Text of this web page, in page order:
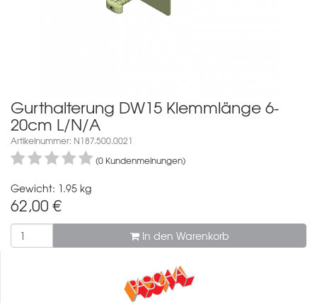
Gurthalterung DW15 Klemmlänge 6-
20cm L/N/A
Artikelnummer: N187.500.0021
(0 Kundenmeinungen)
Gewicht: 1.95 kg
62,00 €
In den Warenkorb